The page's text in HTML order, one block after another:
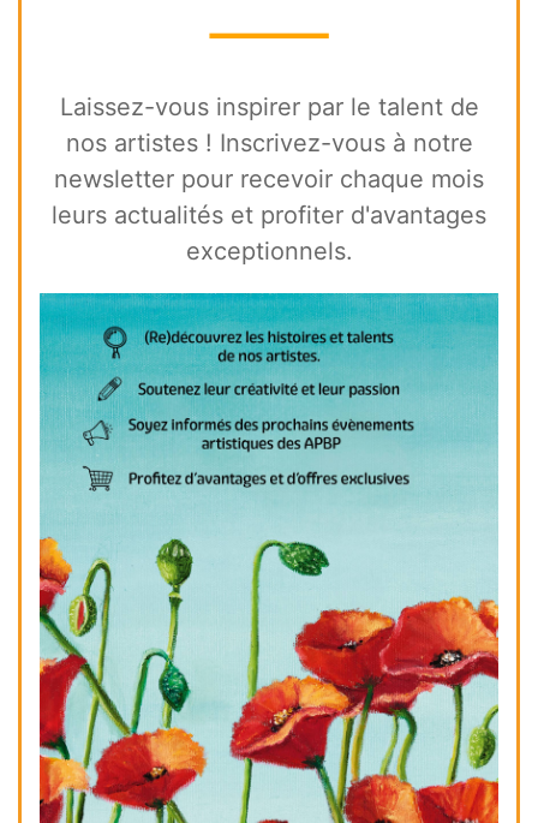
⸻
Laissez-vous inspirer par le talent de
nos artistes ! Inscrivez-vous à notre
newsletter pour recevoir chaque mois
leurs actualités et profiter d'avantages
exceptionnels.